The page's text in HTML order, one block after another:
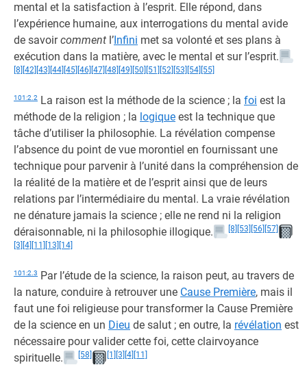
mental et la satisfaction à l’esprit. Elle répond, dans
l’expérience humaine, aux interrogations du mental avide
de savoircomment l’Infini met sa volonté et ses plans à
exécution dans la matière, avec le mental et sur l’esprit.
[8] [42] [43] [44] [45] [46] [47] [48] [49] [50] [51] [52] [53] [54] [55]
101:2.2 La raison est la méthode de la science ; la foi est la
méthode de la religion ; la logique est la technique que
tâche d’utiliser la philosophie. La révélation compense
l’absence du point de vue morontiel en fournissant une
technique pour parvenir à l’unité dans la compréhension de
la réalité de la matière et de l’esprit ainsi que de leurs
relations par l’intermédiaire du mental. La vraie révélation
ne dénature jamais la science ; elle ne rend ni la religion
déraisonnable, ni la philosophie illogique.
[8] [53] [56] [57]
[3] [4] [11] [13] [14]
101:2.3 Par l’étude de la science, la raison peut, au travers de
la nature, conduire à retrouver une Cause Première, mais il
faut une foi religieuse pour transformer la Cause Première
de la science en un Dieu de salut ; en outre, la révélation est
nécessaire pour valider cette foi, cette clairvoyance
spirituelle.
[58] [1] [3] [4] [11]